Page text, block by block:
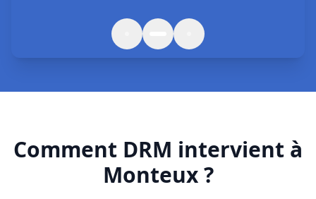
Comment DRM intervient à
Monteux ?